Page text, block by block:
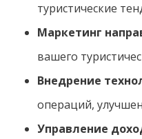
туристические
Маркетинг
вашего
Внедрение
операций,
Управление